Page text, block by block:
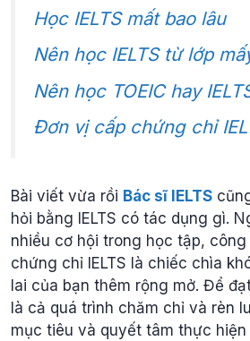
Học IELTS mất bao lâu
Nên học IELTS từ lớp
Nên học TOEIC hay
Đơn vị cấp chứng chỉ
Bài viết vừa rồi Bác sĩ IELTS
hỏi bằng IELTS có tác dụng gì.
nhiều cơ hội trong học tập,
chứng chỉ IELTS là chiếc chìa
lai của bạn thêm rộng mở. Để
là cả quá trình chăm chỉ và rèn
mục tiêu và quyết tâm thực hiện